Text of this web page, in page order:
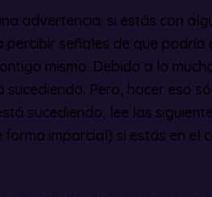
advertencia: si estás con
percibir señales de que
mismo. Debido a lo
Pero, hacer eso
sucediendo, lee las
imparcial) si estás en el